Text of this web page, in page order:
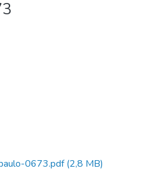
0673.pdf(2,8 MB)